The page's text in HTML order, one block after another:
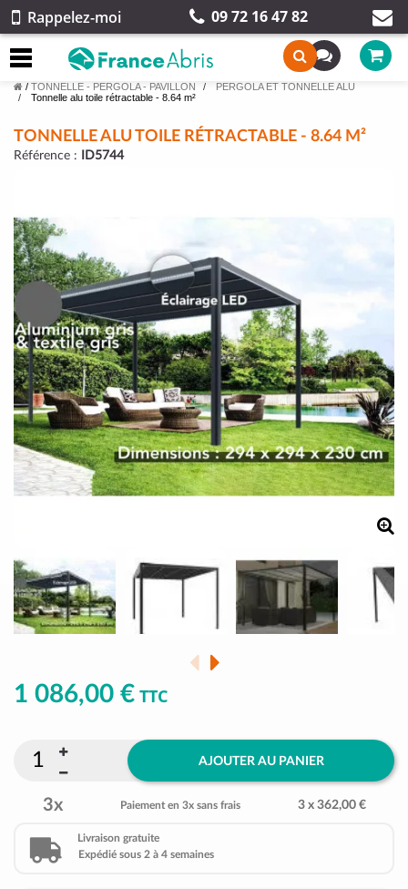
Rappelez-moi 09 72 16 47 82
/ TONNELLE - PERGOLA - PAVILLON
PERGOLA ET TONNELLE ALU
Tonnelle alu toile rétractable - 8.64 m²
TONNELLE ALU TOILE RÉTRACTABLE - 8.64 M²
Référence : ID5744
1 086,00 € TTC
AJOUTER AU PANIER
3x Paiement en 3x sans frais 3 x 362,00 €
Livraison gratuite
Expédié sous 2 à 4 semaines